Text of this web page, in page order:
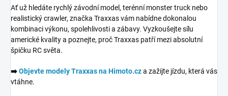
Ať už hledáte rychlý závodní model, terénní monster truck nebo
realistický crawler, značka Traxxas vám nabídne dokonalou
kombinaci výkonu, spolehlivosti a zábavy. Vyzkoušejte sílu
americké kvality a poznejte, proč Traxxas patří mezi absolutní
špičku RC světa.
➡️Objevte modely Traxxas na Himoto.cza zažijte jízdu, která vás
vtáhne.